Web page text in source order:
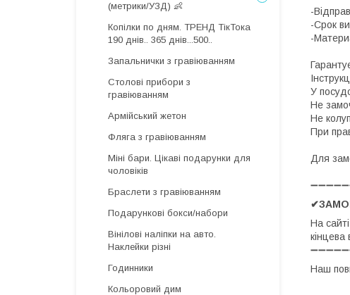
-
-Срок
-
У
Не
Не
При
Для
На
кінцева
Наш
(метрики/УЗД) 👶
Копілки по дням. ТРЕНД ТікТока
190 днів.. 365 днів...500..
Запальнички з гравіюванням
Столові прибори з
гравіюванням
Армійський жетон
Фляга з гравіюванням
Міні бари. Цікаві подарунки для
чоловіків
Браслети з гравіюванням
Подарункові бокси/набори
Вінілові наліпки на авто.
Наклейки різні
Годинники
Кольоровий дим